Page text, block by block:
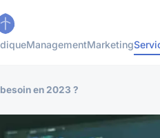
ManagementMarketing
en 2023 ?